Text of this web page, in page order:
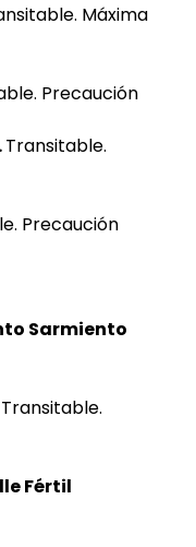
Máxima
Precaución
Transitable.
Precaución
Sarmiento
Transitable.
Fértil